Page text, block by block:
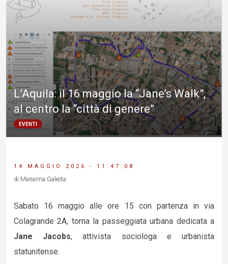
L’Aquila: il 16 maggio la “Jane’s Walk”,
al centro la “città di genere”
EVENTI
14 MAGGIO 2026 - 11:47:08
di Marianna Galeota
Sabato 16 maggio alle ore 15 con partenza in via
Colagrande 2A, torna la passeggiata urbana dedicata a
Jane Jacobs, attivista sociologa e urbanista
statunitense.